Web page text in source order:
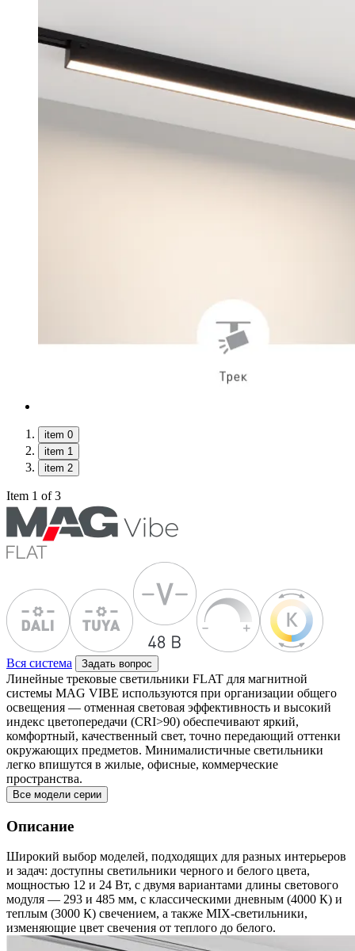
item 0
item 1
item 2
Item 1 of 3
Вся система Задать вопрос
Линейные трековые светильники FLAT для магнитной
системы MAG VIBE используются при организации общего
освещения — отменная световая эффективность и высокий
индекс цветопередачи (CRI>90) обеспечивают яркий,
комфортный, качественный свет, точно передающий оттенки
окружающих предметов. Минималистичные светильники
легко впишутся в жилые, офисные, коммерческие
пространства.
Все модели серии
Описание
Широкий выбор моделей, подходящих для разных интерьеров
и задач: доступны светильники черного и белого цвета,
мощностью 12 и 24 Вт, с двумя вариантами длины светового
модуля — 293 и 485 мм, с классическими дневным (4000 К) и
теплым (3000 К) свечением, а также MIX-светильники,
изменяющие цвет свечения от теплого до белого.